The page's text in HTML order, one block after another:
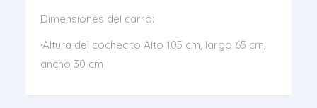
Dimensiones del carro:
·Altura del cochecito Alto 105 cm, largo 65 cm,
ancho 30 cm